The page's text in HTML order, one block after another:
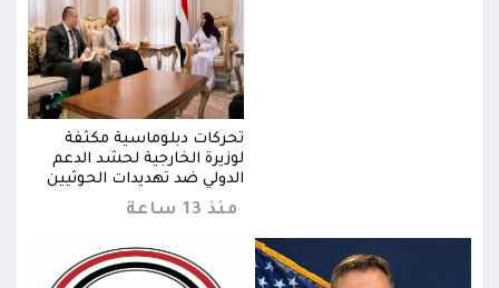
تحركات دبلوماسية مكثفة
لوزيرة الخارجية لحشد الدعم
الدولي ضد تهديدات الحوثيين
منذ 13 ساعة